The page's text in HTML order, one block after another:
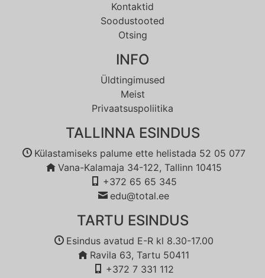
Kontaktid
Soodustooted
Otsing
INFO
Üldtingimused
Meist
Privaatsuspoliitika
TALLINNA ESINDUS
Külastamiseks palume ette helistada 52 05 077
Vana-Kalamaja 34-122, Tallinn 10415
+372 65 65 345
edu@total.ee
TARTU ESINDUS
Esindus avatud E-R kl 8.30-17.00
Ravila 63, Tartu 50411
+372 7 331 112